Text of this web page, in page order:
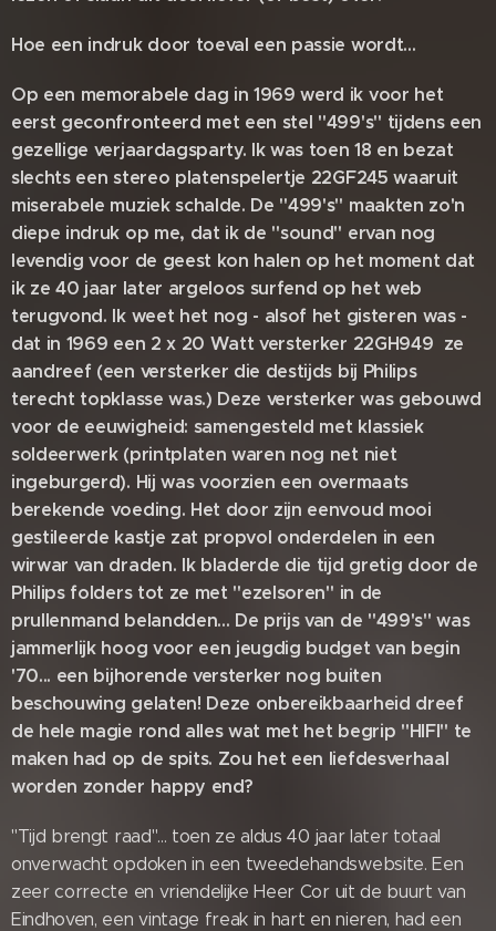
Hoe een indruk door toeval een passie wordt...
Op een memorabele dag in 1969 werd ik voor het
eerst geconfronteerd met een stel "499's" tijdens een
gezellige verjaardagsparty. Ik was toen 18 en bezat
slechts een stereo platenspelertje 22GF245 waaruit
miserabele muziek schalde. De "499's" maakten zo'n
diepe indruk op me, dat ik de "sound" ervan nog
levendig voor de geest kon halen op het moment dat
ik ze 40 jaar later argeloos surfend op het web
terugvond. Ik weet het nog - alsof het gisteren was -
dat in 1969 een 2 x 20 Watt versterker 22GH949 ze
aandreef (een versterker die destijds bij Philips
terecht topklasse was.) Deze versterker was gebouwd
voor de eeuwigheid: samengesteld met klassiek
soldeerwerk (printplaten waren nog net niet
ingeburgerd). Hij was voorzien een overmaats
berekende voeding. Het door zijn eenvoud mooi
gestileerde kastje zat propvol onderdelen in een
wirwar van draden. Ik bladerde die tijd gretig door de
Philips folders tot ze met "ezelsoren" in de
prullenmand belandden... De prijs van de "499's" was
jammerlijk hoog voor een jeugdig budget van begin
'70... een bijhorende versterker nog buiten
beschouwing gelaten! Deze onbereikbaarheid dreef
de hele magie rond alles wat met het begrip "HIFI" te
maken had op de spits. Zou het een liefdesverhaal
worden zonder happy end?
"Tijd brengt raad"... toen ze aldus 40 jaar later totaal
onverwacht opdoken in een tweedehandswebsite. Een
zeer correcte en vriendelijke Heer Cor uit de buurt van
Eindhoven, een vintage freak in hart en nieren, had een